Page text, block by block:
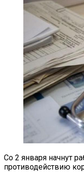
Со 2 января начнут
противодействию